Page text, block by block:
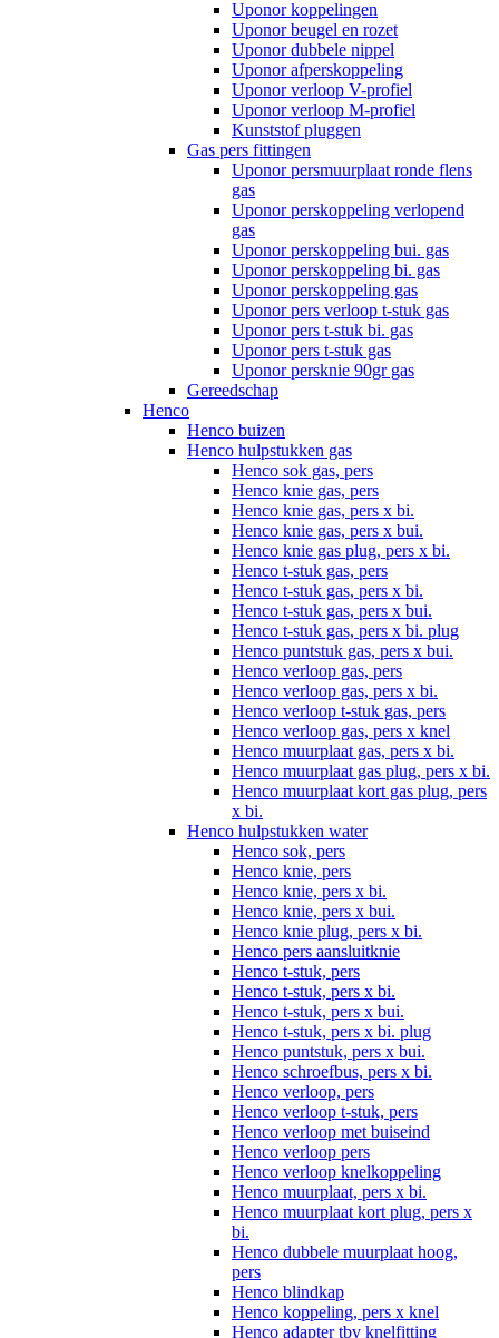
Uponor koppelingen
Uponor beugel en rozet
Uponor dubbele nippel
Uponor afperskoppeling
Uponor verloop V-profiel
Uponor verloop M-profiel
Kunststof pluggen
Gas pers fittingen
Uponor persmuurplaat ronde flens
gas
Uponor perskoppeling verlopend
gas
Uponor perskoppeling bui. gas
Uponor perskoppeling bi. gas
Uponor perskoppeling gas
Uponor pers verloop t-stuk gas
Uponor pers t-stuk bi. gas
Uponor pers t-stuk gas
Uponor persknie 90gr gas
Gereedschap
Henco
Henco buizen
Henco hulpstukken gas
Henco sok gas, pers
Henco knie gas, pers
Henco knie gas, pers x bi.
Henco knie gas, pers x bui.
Henco knie gas plug, pers x bi.
Henco t-stuk gas, pers
Henco t-stuk gas, pers x bi.
Henco t-stuk gas, pers x bui.
Henco t-stuk gas, pers x bi. plug
Henco puntstuk gas, pers x bui.
Henco verloop gas, pers
Henco verloop gas, pers x bi.
Henco verloop t-stuk gas, pers
Henco verloop gas, pers x knel
Henco muurplaat gas, pers x bi.
Henco muurplaat gas plug, pers x bi.
Henco muurplaat kort gas plug, pers
x bi.
Henco hulpstukken water
Henco sok, pers
Henco knie, pers
Henco knie, pers x bi.
Henco knie, pers x bui.
Henco knie plug, pers x bi.
Henco pers aansluitknie
Henco t-stuk, pers
Henco t-stuk, pers x bi.
Henco t-stuk, pers x bui.
Henco t-stuk, pers x bi. plug
Henco puntstuk, pers x bui.
Henco schroefbus, pers x bi.
Henco verloop, pers
Henco verloop t-stuk, pers
Henco verloop met buiseind
Henco verloop pers
Henco verloop knelkoppeling
Henco muurplaat, pers x bi.
Henco muurplaat kort plug, pers x
bi.
Henco dubbele muurplaat hoog,
pers
Henco blindkap
Henco koppeling, pers x knel
Henco adapter tbv knelfitting